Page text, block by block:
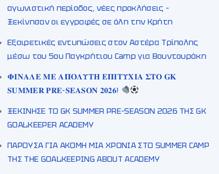
αγωνιστική περίοδος, νέες προκλήσεις –
Ξεκίνησαν οι εγγραφές σε όλη την Κρήτη
Εξαιρετικές εντυπώσεις στον Αστέρα Τρίπολης
μέσω του 5ου Παγκρήτιου Camp για Βουντουράκη
𝚽𝚰𝚴𝚨𝚲𝚬 𝚳𝚬 𝚨𝚷𝚶𝚲𝚼𝚻𝚮 𝚬𝚷𝚰𝚻𝚼𝚾𝚰𝚨 𝚺𝚻𝚶 𝐆𝐊
𝐒𝐔𝐌𝐌𝐄𝐑 𝐏𝐑𝐄-𝐒𝐄𝐀𝐒𝐎𝐍 𝟐𝟎𝟐𝟔!
ΞΕΚΙΝΗΣΕ ΤΟ GK SUMMER PRE-SEASON 2026 ΤΗΣ GK
GOALKEEPER ACADEMY
ΠΑΡΟΥΣΑ ΓΙΑ ΑΚΟΜΗ ΜΙΑ ΧΡΟΝΙΑ ΣΤΟ SUMMER CAMP
ΤΗΣ THE GOALKEEPING ABOUT ACADEMY